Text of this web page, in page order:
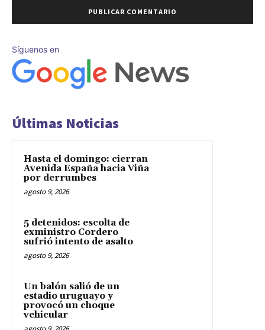
Síguenos en
Últimas Noticias
Hasta el domingo: cierran
Avenida España hacia Viña
por derrumbes
agosto 9, 2026
5 detenidos: escolta de
exministro Cordero
sufrió intento de asalto
agosto 9, 2026
Un balón salió de un
estadio uruguayo y
provocó un choque
vehicular